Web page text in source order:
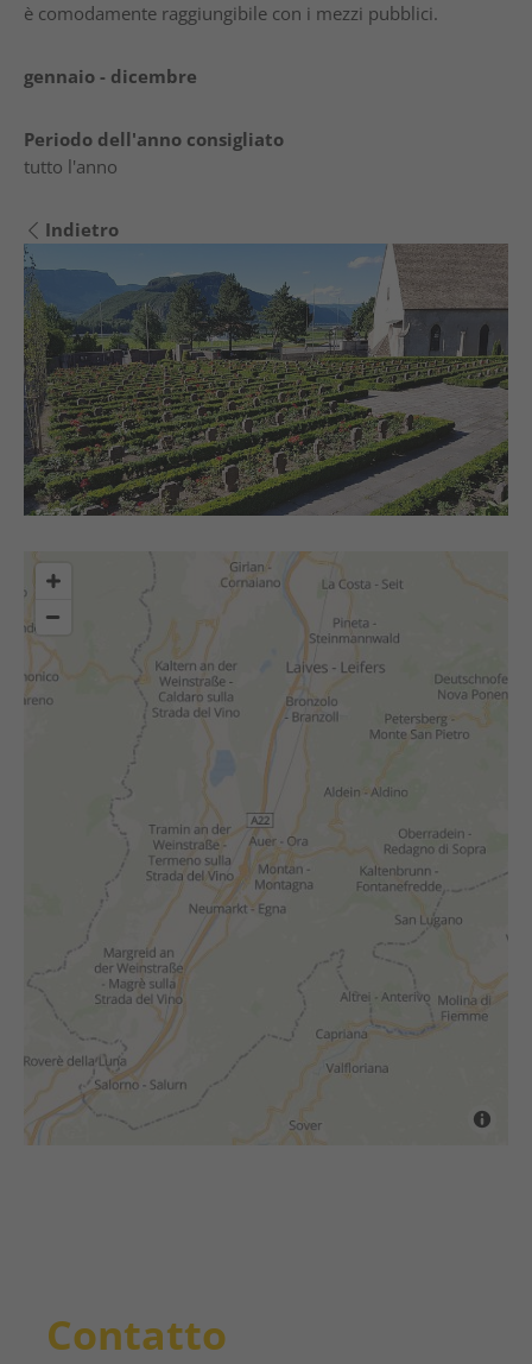
è comodamente raggiungibile con i mezzi pubblici.
gennaio - dicembre
Periodo dell'anno consigliato
tutto l'anno
Indietro
Contatto